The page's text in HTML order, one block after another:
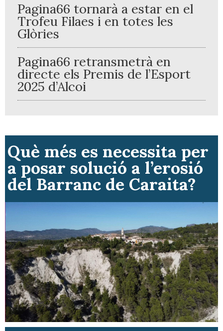
Pagina66 tornarà a estar en el
Trofeu Filaes i en totes les
Glòries
Pagina66 retransmetrà en
directe els Premis de l’Esport
2025 d’Alcoi
Què més es necessita per
a posar solució a l’erosió
del Barranc de Caraita?